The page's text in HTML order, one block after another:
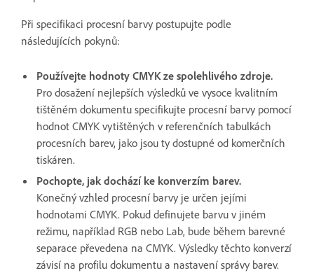
Při specifikaci procesní barvy postupujte podle
následujících pokynů:
Používejte hodnoty CMYK ze spolehlivého zdroje.
Pro dosažení nejlepších výsledků ve vysoce kvalitním
tištěném dokumentu specifikujte procesní barvy pomocí
hodnot CMYK vytištěných v referenčních tabulkách
procesních barev, jako jsou ty dostupné od komerčních
tiskáren.
Pochopte, jak dochází ke konverzím barev.
Konečný vzhled procesní barvy je určen jejími
hodnotami CMYK. Pokud definujete barvu v jiném
režimu, například RGB nebo Lab, bude během barevné
separace převedena na CMYK. Výsledky těchto konverzí
závisí na profilu dokumentu a nastavení správy barev.